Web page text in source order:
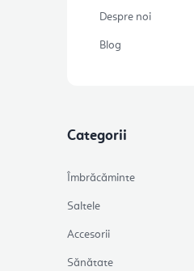
Despre noi
Blog
Categorii
Îmbrăcăminte
Saltele
Accesorii
Sănătate